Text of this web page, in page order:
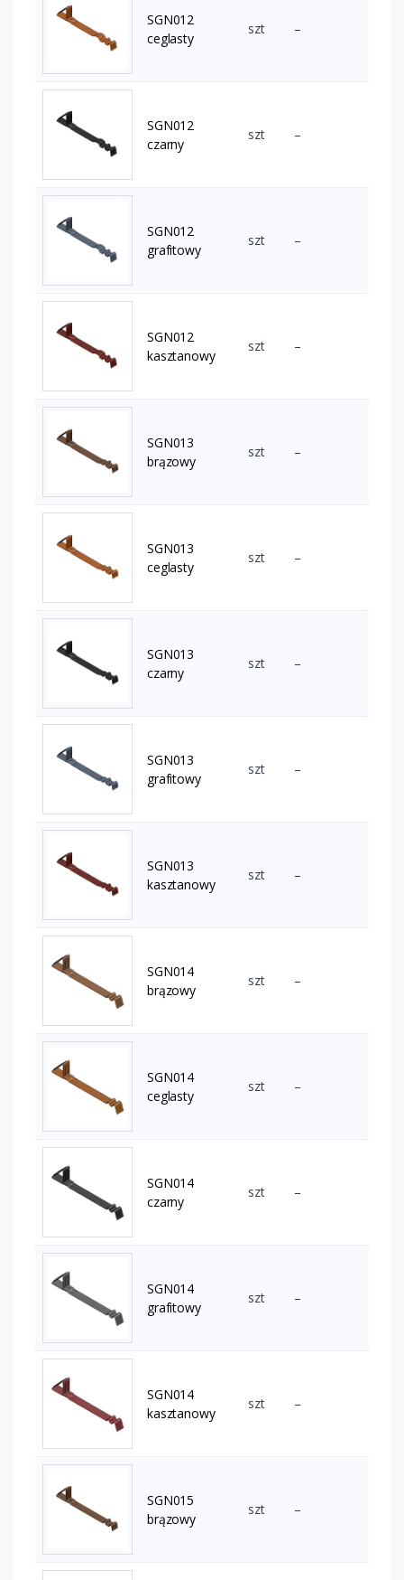
SGN012
ceglasty
szt –
SGN012
czarny
szt –
SGN012
grafitowy
szt –
SGN012
kasztanowy
szt –
SGN013
brązowy
szt –
SGN013
ceglasty
szt –
SGN013
czarny
szt –
SGN013
grafitowy
szt –
SGN013
kasztanowy
szt –
SGN014
brązowy
szt –
SGN014
ceglasty
szt –
SGN014
czarny
szt –
SGN014
grafitowy
szt –
SGN014
kasztanowy
szt –
SGN015
brązowy
szt –